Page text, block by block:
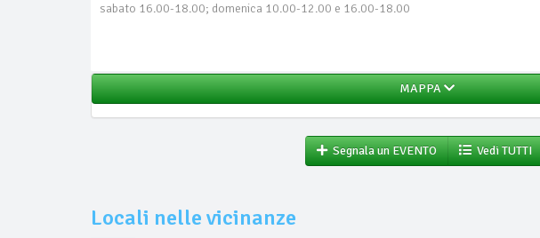
sabato 16.00-18.00; domenica 10.00-12.00 e 16.00-18.00
MAPPA
Segnala un EVENTO Vedi TUTTI
Locali nelle vicinanze